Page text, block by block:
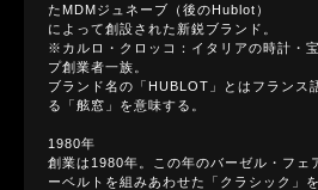
たMDMジュネーブ（後のHublot）
によって創設された新鋭ブランド。
※カルロ・クロッコ：イタリアの時計・
プ創業者一族。
ブランド名の「HUBLOT」とはフランス
る「舷窓」を意味する。
1980年
創業は1980年。この年のバーゼル・フェ
ーベルトを組みあわせた「クラシック」を